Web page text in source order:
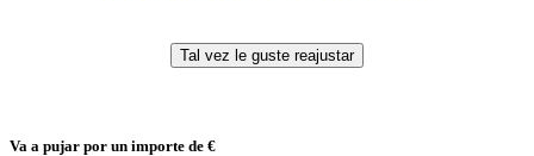
Va a pujar por un importe de €